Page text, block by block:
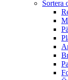
Sortera